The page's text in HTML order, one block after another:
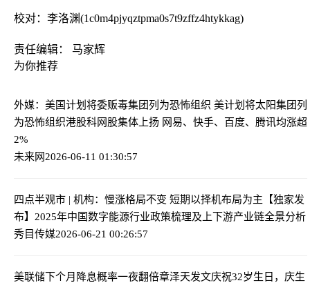
校对：李洛渊(1c0m4pjyqztpma0s7t9zffz4htykkag)
责任编辑： 马家辉
为你推荐
外媒：美国计划将委贩毒集团列为恐怖组织 美计划将太阳集团列
为恐怖组织港股科网股集体上扬 网易、快手、百度、腾讯均涨超
2%
未来网2026-06-11 01:30:57
四点半观市 | 机构：慢涨格局不变 短期以择机布局为主 【独家发
布】2025年中国数字能源行业政策梳理及上下游产业链全景分析
秀目传媒2026-06-21 00:26:57
美联储下个月降息概率一夜翻倍章泽天发文庆祝32岁生日，庆生